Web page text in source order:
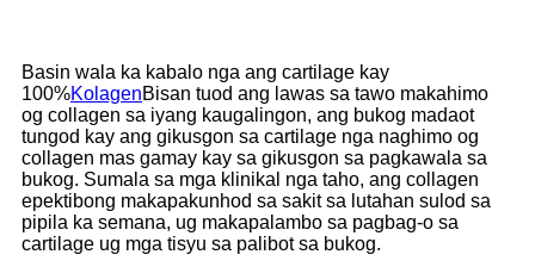
Basin wala ka kabalo nga ang cartilage kay
100%KolagenBisan tuod ang lawas sa tawo makahimo
og collagen sa iyang kaugalingon, ang bukog madaot
tungod kay ang gikusgon sa cartilage nga naghimo og
collagen mas gamay kay sa gikusgon sa pagkawala sa
bukog. Sumala sa mga klinikal nga taho, ang collagen
epektibong makapakunhod sa sakit sa lutahan sulod sa
pipila ka semana, ug makapalambo sa pagbag-o sa
cartilage ug mga tisyu sa palibot sa bukog.